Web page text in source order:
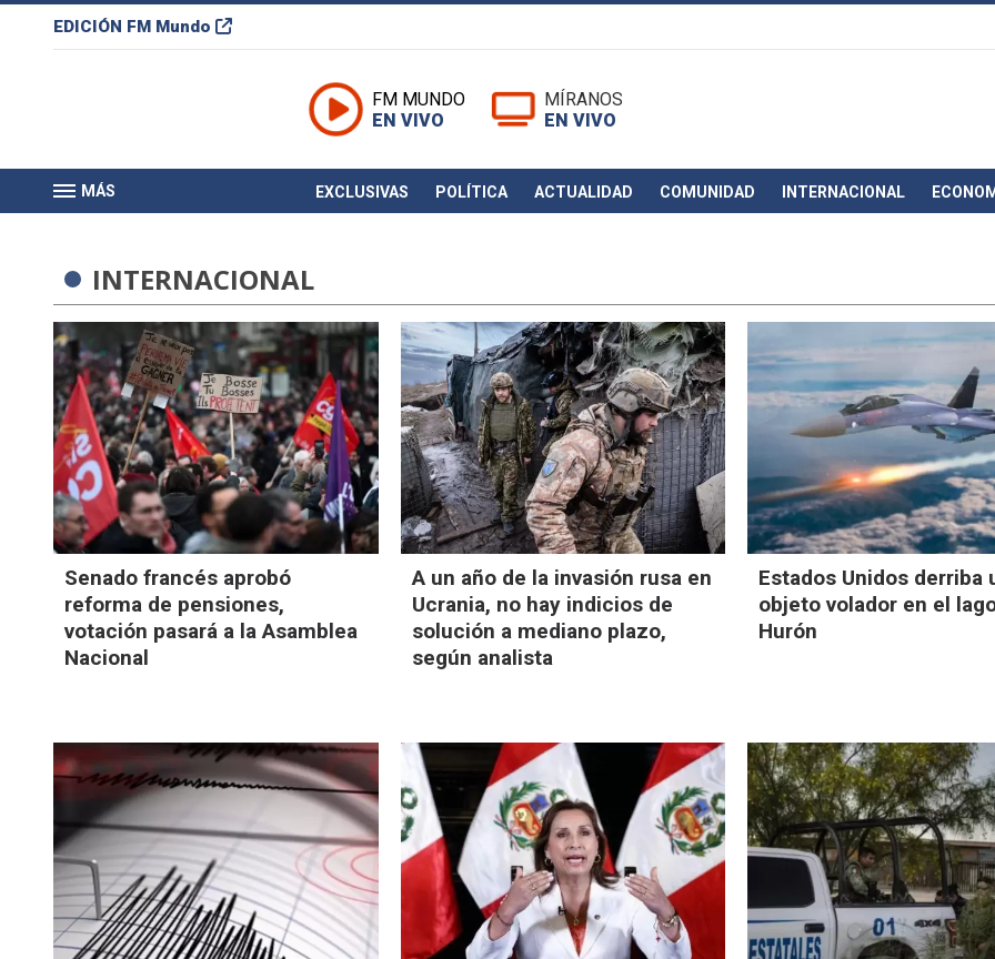
EDICIÓN FM Mundo
FM MUNDO
EN VIVO
MÍRANOS
EN VIVO
MÁS EXCLUSIVAS POLÍTICA ACTUALIDAD COMUNIDAD INTERNACIONAL
INTERNACIONAL
Senado francés aprobó
reforma de pensiones,
votación pasará a la Asamblea
Nacional
A un año de la invasión rusa en
Ucrania, no hay indicios de
solución a mediano plazo,
según analista
Estados Unidos derriba
objeto volador en el
Hurón